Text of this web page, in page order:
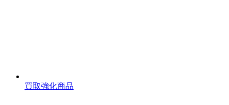
買取強化商品